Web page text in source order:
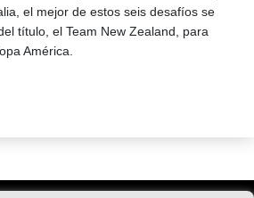
el mejor de estos seis desafíos se
título, el Team New Zealand, para
América.